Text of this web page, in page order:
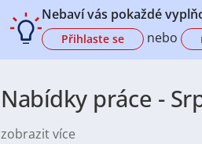
Nebaví vás pokaždé
Přihlaste se nebo
Nabídky práce -
zobrazit více